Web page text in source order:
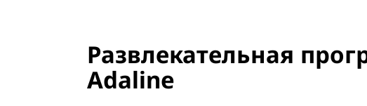
Развлекательная
Adaline